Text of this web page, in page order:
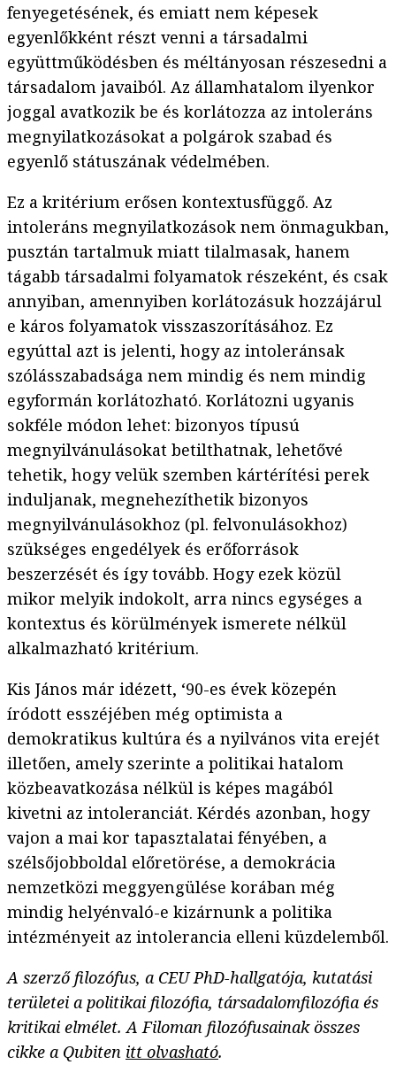
fenyegetésének, és emiatt nem képesek
egyenlőkként részt venni a társadalmi
együttműködésben és méltányosan részesedni a
társadalom javaiból. Az államhatalom ilyenkor
joggal avatkozik be és korlátozza az intoleráns
megnyilatkozásokat a polgárok szabad és
egyenlő státuszának védelmében.
Ez a kritérium erősen kontextusfüggő. Az
intoleráns megnyilatkozások nem önmagukban,
pusztán tartalmuk miatt tilalmasak, hanem
tágabb társadalmi folyamatok részeként, és csak
annyiban, amennyiben korlátozásuk hozzájárul
e káros folyamatok visszaszorításához. Ez
egyúttal azt is jelenti, hogy az intoleránsak
szólásszabadsága nem mindig és nem mindig
egyformán korlátozható. Korlátozni ugyanis
sokféle módon lehet: bizonyos típusú
megnyilvánulásokat betilthatnak, lehetővé
tehetik, hogy velük szemben kártérítési perek
induljanak, megnehezíthetik bizonyos
megnyilvánulásokhoz (pl. felvonulásokhoz)
szükséges engedélyek és erőforrások
beszerzését és így tovább. Hogy ezek közül
mikor melyik indokolt, arra nincs egységes a
kontextus és körülmények ismerete nélkül
alkalmazható kritérium.
Kis János már idézett, ‘90-es évek közepén
íródott esszéjében még optimista a
demokratikus kultúra és a nyilvános vita erejét
illetően, amely szerinte a politikai hatalom
közbeavatkozása nélkül is képes magából
kivetni az intoleranciát. Kérdés azonban, hogy
vajon a mai kor tapasztalatai fényében, a
szélsőjobboldal előretörése, a demokrácia
nemzetközi meggyengülése korában még
mindig helyénvaló-e kizárnunk a politika
intézményeit az intolerancia elleni küzdelemből.
A szerző filozófus, a CEU PhD-hallgatója, kutatási
területei a politikai filozófia, társadalomfilozófia és
kritikai elmélet. A Filoman filozófusainak összes
cikke a Qubiten itt olvasható.